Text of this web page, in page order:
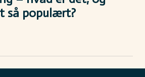
så populært?